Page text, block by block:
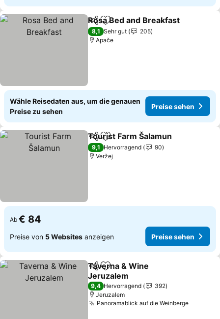
TeilenZu Favoriten hinzufügen
Rosa Bed and Breakfast
8,1 Sehr gut
205
Apače
Wähle Reisedaten aus, um die genauen
Preise zu sehen
Preise sehen
TeilenZu Favoriten hinzufügen
Tourist Farm Šalamun
9,1 Hervorragend
90
Veržej
Ab € 84
Preise von 5 Websites anzeigen Preise sehen
TeilenZu Favoriten hinzufügen
Taverna & Wine
Jeruzalem
Preise sehen
9,4 Hervorragend
392
Jeruzalem
Panoramablick auf die WeinbergePreise